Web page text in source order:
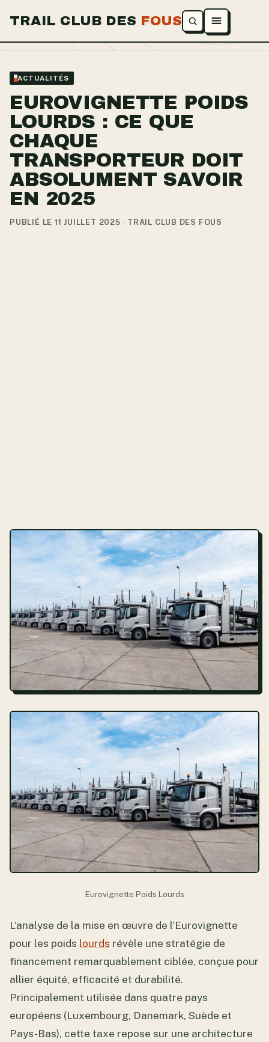
TRAIL CLUB DES FOUS Ouvrir le menu
ACTUALITÉS
EUROVIGNETTE POIDS
LOURDS : CE QUE
CHAQUE
TRANSPORTEUR DOIT
ABSOLUMENT SAVOIR
EN 2025
PUBLIÉ LE 11 JUILLET 2025 · TRAIL CLUB DES FOUS
Eurovignette Poids Lourds
L’analyse de la mise en œuvre de l’Eurovignette
pour les poids lourds révèle une stratégie de
financement remarquablement ciblée, conçue pour
allier équité, efficacité et durabilité.
Principalement utilisée dans quatre pays
européens (Luxembourg, Danemark, Suède et
Pays-Bas), cette taxe repose sur une architecture